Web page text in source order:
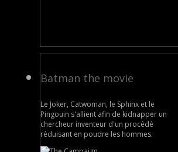
Batman the movie
Le Joker, Catwoman, le Sphinx et le
Pingouin s'allient afin de kidnapper un
chercheur inventeur d'un procédé
réduisant en poudre les hommes.